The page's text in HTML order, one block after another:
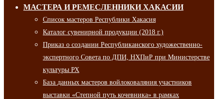
МАСТЕРА И РЕМЕСЛЕННИКИ ХАКАСИИ
Список мастеров Республики Хакасия
Каталог сувенирной продукции (2018 г.)
Приказ о создании Республиканского художественно-
экспертного Совета по ДПИ, НХПиР при Министерстве
культуры РХ
База данных мастеров войлоковаляния участников
выставки «Степной путь кочевника» в рамках